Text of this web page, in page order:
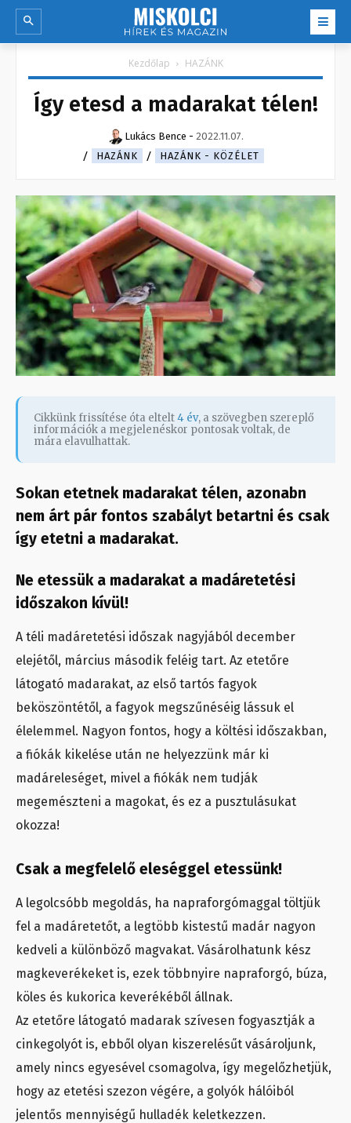
Kezdőlap HAZÁNK
Így etesd a madarakat télen!
Lukács Bence - 2022.11.07.
HAZÁNK
HAZÁNK - KÖZÉLET
Cikkünk frissítése óta eltelt4 év, a szövegben szereplő
információk a megjelenéskor pontosak voltak, de
mára elavulhattak.
Sokan etetnek madarakat télen, azonabn
nem árt pár fontos szabályt betartni és csak
így etetni a madarakat.
Ne etessük a madarakat a madáretetési
időszakon kívül!
A téli madáretetési időszak nagyjából december
elejétől, március második feléig tart. Az etetőre
látogató madarakat, az első tartós fagyok
beköszöntétől, a fagyok megszűnéséig lássuk el
élelemmel. Nagyon fontos, hogy a költési időszakban,
a fiókák kikelése után ne helyezzünk már ki
madáreleséget, mivel a fiókák nem tudják
megemészteni a magokat, és ez a pusztulásukat
okozza!
Csak a megfelelő eleséggel etessünk!
A legolcsóbb megoldás, ha napraforgómaggal töltjük
fel a madáretetőt, a legtöbb kistestű madár nagyon
kedveli a különböző magvakat. Vásárolhatunk kész
magkeverékeket is, ezek többnyire napraforgó, búza,
köles és kukorica keverékéből állnak.
Az etetőre látogató madarak szívesen fogyasztják a
cinkegolyót is, ebből olyan kiszerelésűt vásároljunk,
amely nincs egyesével csomagolva, így megelőzhetjük,
hogy az etetési szezon végére, a golyók hálóiból
jelentős mennyiségű hulladék keletkezzen.